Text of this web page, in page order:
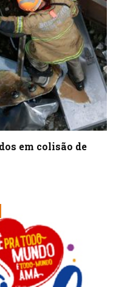
em colisão de